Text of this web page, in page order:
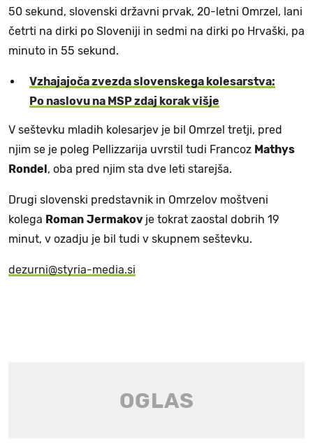
50 sekund, slovenski državni prvak, 20-letni Omrzel, lani
četrti na dirki po Sloveniji in sedmi na dirki po Hrvaški, pa
minuto in 55 sekund.
Vzhajajoča zvezda slovenskega kolesarstva:
Po naslovu na MSP zdaj korak višje
V seštevku mladih kolesarjev je bil Omrzel tretji, pred
njim se je poleg Pellizzarija uvrstil tudi Francoz Mathys
Rondel , oba pred njim sta dve leti starejša.
Drugi slovenski predstavnik in Omrzelov moštveni
kolega Roman Jermakov je tokrat zaostal dobrih 19
minut, v ozadju je bil tudi v skupnem seštevku.
dezurni@styria-media.si